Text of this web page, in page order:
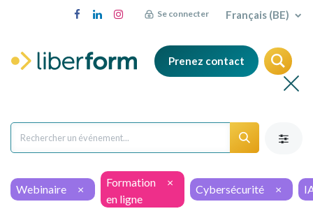
Se connecter Français (BE)
Prenez contact
Webinaire ×
Formation
en ligne
×
Cybersécurité ×